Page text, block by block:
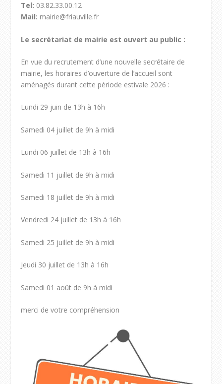
Tel: 03.82.33.00.12
Mail: mairie@friauville.fr
Le secrétariat de mairie est ouvert au public :
En vue du recrutement d’une nouvelle secrétaire de
mairie, les horaires d’ouverture de l’accueil sont
aménagés durant cette période estivale 2026 :
Lundi 29 juin de 13h à 16h
Samedi 04 juillet de 9h à midi
Lundi 06 juillet de 13h à 16h
Samedi 11 juillet de 9h à midi
Samedi 18 juillet de 9h à midi
Vendredi 24 juillet de 13h à 16h
Samedi 25 juillet de 9h à midi
Jeudi 30 juillet de 13h à 16h
Samedi 01 août de 9h à midi
merci de votre compréhension